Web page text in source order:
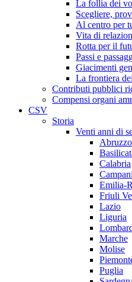
La follia dei
Scegliere,
Al centro per
Vita di
Rotta per il
Passi e
Giacimenti
La frontiera
Contributi pubblici
Compensi organi
CSV
Storia
Venti anni di
Abruzzo
Calabria
Emilia-
Friuli
Lazio
Liguria
Marche
Molise
Puglia